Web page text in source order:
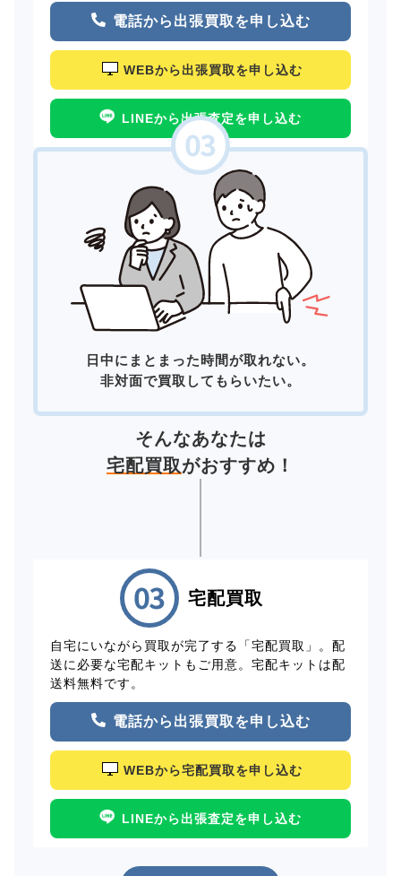
電話から出張買取を申し込む
WEBから出張買取を申し込む
LINEから出張査定を申し込む
日中にまとまった時間が取れない。
非対面で買取してもらいたい。
そんなあなたは
宅配買取がおすすめ！
宅配買取
自宅にいながら買取が完了する「宅配買取」。配
送に必要な宅配キットもご用意。宅配キットは配
送料無料です。
電話から出張買取を申し込む
WEBから宅配買取を申し込む
LINEから出張査定を申し込む